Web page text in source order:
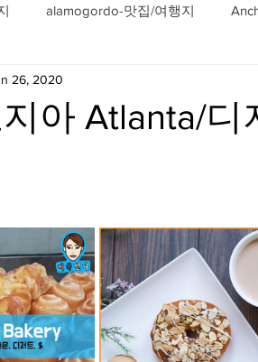
alamogordo-맛집/여행지
맛집/여행지
맛집/여행지 Bloomington-맛
City-맛집/여행지 Brawley-맛집/여
아 Atlanta/디
26, 2020